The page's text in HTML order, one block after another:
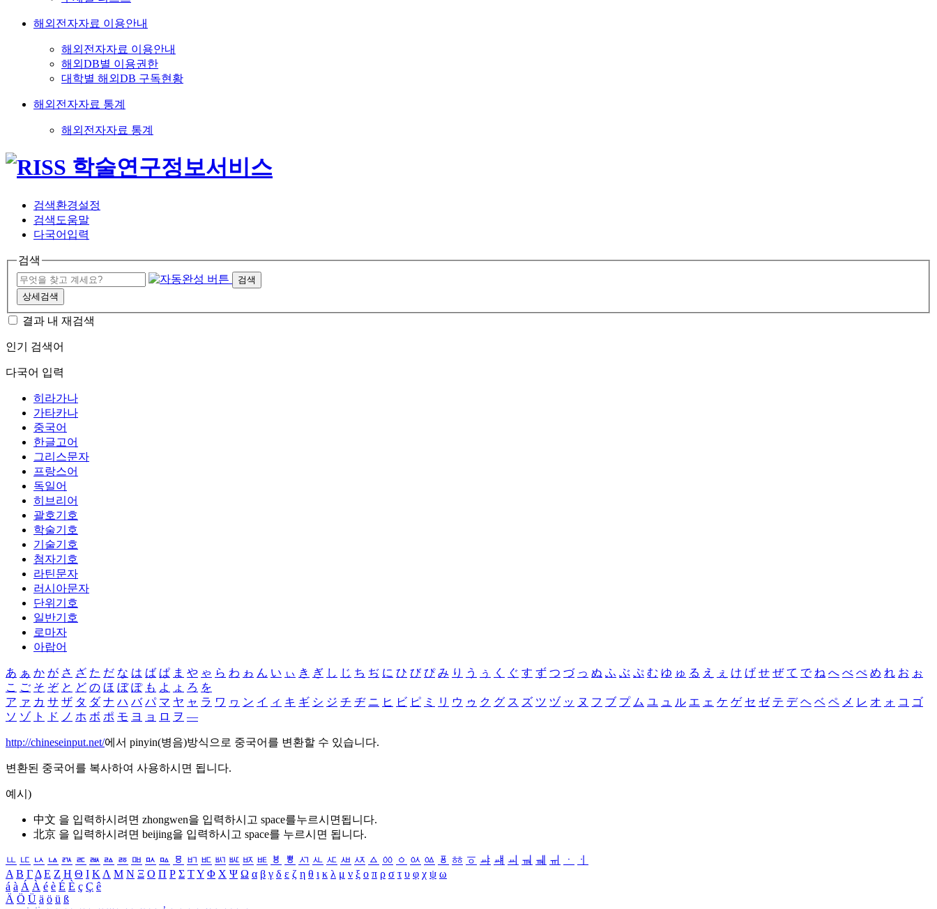
해외전자자료 이용안내
해외전자자료 이용안내
해외DB별 이용권한
대학별 해외DB 구독현황
해외전자자료 통계
해외전자자료 통계
검색환경설정
검색도움말
다국어입력
검색
검색
상세검색
결과 내 재검색
인기 검색어
다국어 입력
히라가나
가타카나
중국어
한글고어
그리스문자
프랑스어
독일어
히브리어
괄호기호
학술기호
기술기호
첨자기호
라틴문자
러시아문자
단위기호
일반기호
로마자
아랍어
あ ぁ か が さ ざ た だ な は ば ぱ ま や ゃ ら わ ゎ ん い ぃ き ぎ し じ ち ぢ に ひ び ぴ み り う ぅ く ぐ す ず つ づ っ ぬ ふ ぶ ぷ む ゆ ゅ る え ぇ け げ せ ぜ て で ね へ べ ぺ め れ お ぉ
こ ご そ ぞ と ど の ほ ぼ ぽ も よ ょ ろ を
ア ァ カ サ ザ タ ダ ナ ハ バ パ マ ヤ ャ ラ ワ ヮ ン イ ィ キ ギ シ ジ チ ヂ ニ ヒ ビ ピ ミ リ ウ ゥ ク グ ス ズ ツ ヅ ッ ヌ フ ブ プ ム ユ ュ ル エ ェ ケ ゲ セ ゼ テ デ ヘ ベ ペ メ レ オ ォ コ ゴ
ソ ゾ ト ド ノ ホ ボ ポ モ ヨ ョ ロ ヲ ―
http://chineseinput.net/에서 pinyin(병음)방식으로 중국어를 변환할 수 있습니다.
변환된 중국어를 복사하여 사용하시면 됩니다.
예시)
中文 을 입력하시려면 zhongwen을 입력하시고 space를누르시면됩니다.
北京 을 입력하시려면 beijing을 입력하시고 space를 누르시면 됩니다.
ㅥ ㅦ ㅧ ㅨ ㅩ ㅪ ㅫ ㅬ ㅭ ㅮ ㅯ ㅰ ㅱ ㅲ ㅳ ㅴ ㅵ ㅶ ㅷ ㅸ ㅹ ㅺ ㅻ ㅼ ㅽ ㅾ ㅿ ㆀ ㆁ ㆂ ㆃ ㆄ ㆅ ㆆ ㆇ ㆈ ㆉ ㆊ ㆋ ㆌ ㆍ
ㆎ
Α Β ΓΔ Ε Ζ Η Θ Ι ΚΛ Μ Ν Ξ Ο Π Ρ Σ ΤΥ Φ Χ Ψ Ω α β γ δ ε ζ η θ ι κ λ μ ν ξ ο π ρ σ τ υ φ χ ψ ω
á à Á À é è É È ç Ç ê
Ä Ö Ü ä ö ü ß